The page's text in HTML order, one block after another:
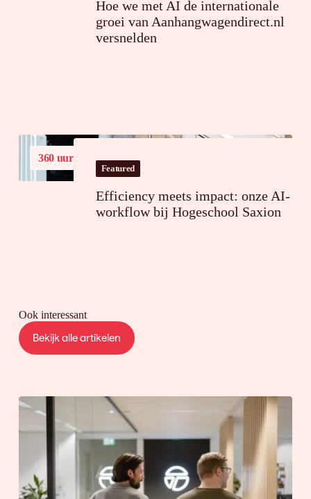
Hoe we met AI de internationale
groei van Aanhangwagendirect.nl
versnelden
360 uurtijdsbesparing op jaarbasis
Featured
Efficiency meets impact: onze AI-
workflow bij Hogeschool Saxion
Ook interessant
Bekijk alle artikelen